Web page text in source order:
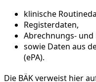
klinische
Registerdaten,
Abrechnungs- und
sowie Daten aus
(ePA).
Die BÄK verweist hier